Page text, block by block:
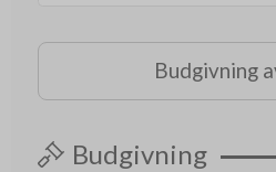
Budgivning
Budgivning